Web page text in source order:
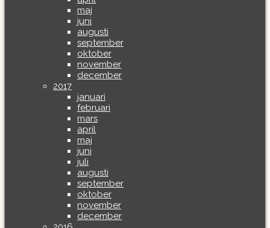
maj
juni
augusti
september
oktober
november
december
2017
januari
februari
mars
april
maj
juni
juli
augusti
september
oktober
november
december